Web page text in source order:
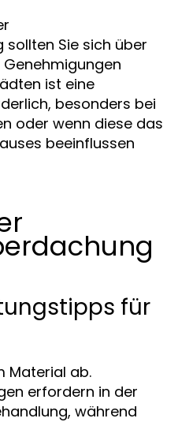
Sie sich über
ist eine
besonders bei
oder wenn diese das
beeinflussen
für
Material ab.
erfordern in der
während